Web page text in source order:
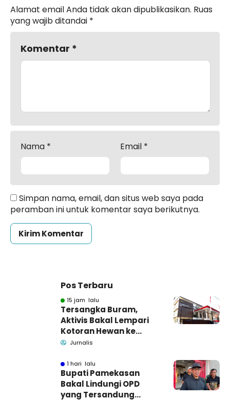
Alamat email Anda tidak akan dipublikasikan. Ruas
yang wajib ditandai *
Komentar *
Nama * Email *
Simpan nama, email, dan situs web saya pada
peramban ini untuk komentar saya berikutnya.
Pos Terbaru
15 jam lalu
Tersangka Buram,
Aktivis Bakal Lempari
Kotoran Hewan ke
Kantor Kejari
Jurnalis
1 hari lalu
Bupati Pamekasan
Bakal Lindungi OPD
yang Tersandung